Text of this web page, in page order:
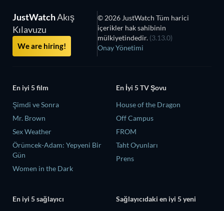
JustWatchAkış
Kılavuzu
We are hiring!
© 2026 JustWatch Tüm harici
içerikler hak sahibinin
mülkiyetindedir. (3.13.0)
Onay Yönetimi
En iyi 5 film
Şimdi ve Sonra
Mr. Brown
Sex Weather
Örümcek-Adam: Yepyeni Bir
Gün
Women in the Dark
En İyi 5 TV Şovu
House of the Dragon
Off Campus
FROM
Taht Oyunları
Prens
En iyi 5 sağlayıcı
Sağlayıcıdaki en iyi 5 yeni